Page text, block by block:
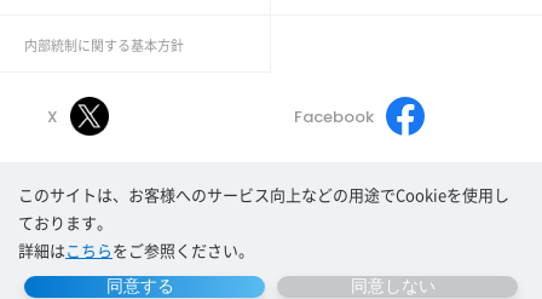
このサイトは、お客様へのサービス向上などの用途でCookieを使用し
ております。
詳細はこちらをご参照ください。
同意する 同意しない
内部統制に関する基本方針
X Facebook
Linkedin Youtube
Copyright© Morpho, Inc. All rights reserved.